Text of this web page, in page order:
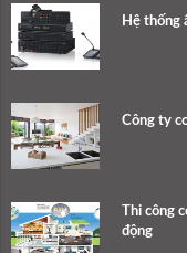
Hệ thống
Công ty
Thi công
động